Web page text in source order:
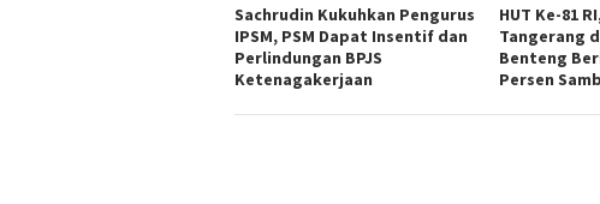
Sachrudin Kukuhkan Pengurus
IPSM, PSM Dapat Insentif dan
Perlindungan BPJS
Ketenagakerjaan
HUT Ke-81
Tangerang
Benteng
Persen